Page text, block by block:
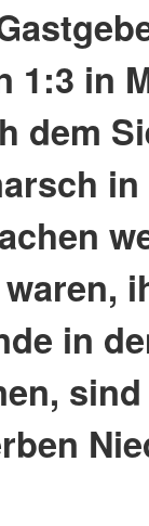
1:3 in
dem
in